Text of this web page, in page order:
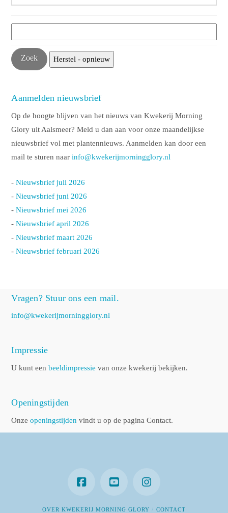
Aanmelden nieuwsbrief
Op de hoogte blijven van het nieuws van Kwekerij Morning
Glory uit Aalsmeer? Meld u dan aan voor onze maandelijkse
nieuwsbrief vol met plantennieuws. Aanmelden kan door een
mail te sturen naarinfo@kwekerijmorningglory.nl
-Nieuwsbrief juli 2026
-Nieuwsbrief juni 2026
-Nieuwsbrief mei 2026
-Nieuwsbrief april 2026
-Nieuwsbrief maart 2026
-Nieuwsbrief februari 2026
Vragen? Stuur ons een mail.
info@kwekerijmorningglory.nl
Impressie
U kunt eenbeeldimpressie van onze kwekerij bekijken.
Openingstijden
Onzeopeningstijden vindt u op de pagina Contact.
OVER KWEKERIJ MORNING GLORY CONTACT